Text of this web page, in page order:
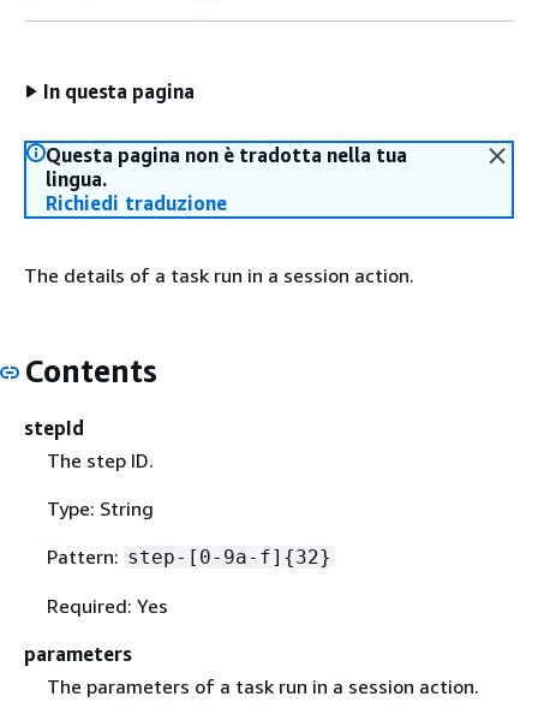
In questa pagina
Questa pagina non è tradotta nella tua
lingua.
Richiedi traduzione
The details of a task run in a session action.
Contents
stepId
The step ID.
Type: String
Pattern: step-[0-9a-f] {32}
Required: Yes
parameters
The parameters of a task run in a session action.